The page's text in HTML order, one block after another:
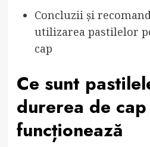
Concluzii și
utilizarea pastilelor
cap
Ce sunt
durerea de cap
funcționează